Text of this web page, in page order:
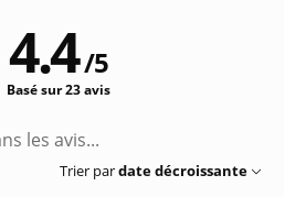
4.4/5
Basé sur 23 avis
Trier pardate décroissante